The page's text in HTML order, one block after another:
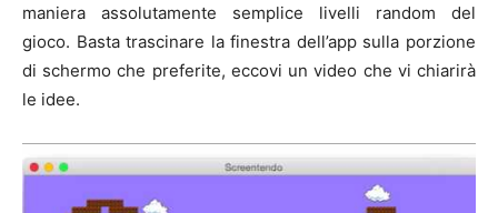
maniera assolutamente semplice livelli random del
gioco. Basta trascinare la finestra dell’app sulla porzione
di schermo che preferite, eccovi un video che vi chiarirà
le idee.